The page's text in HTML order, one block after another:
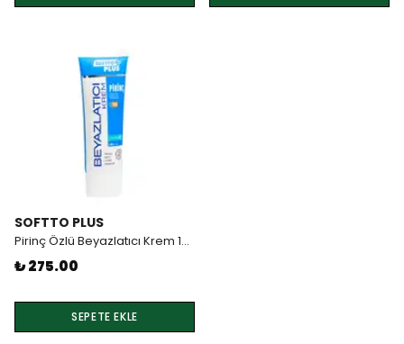
SOFTTO PLUS
Pirinç Özlü Beyazlatıcı Krem 100 ml
₺ 275.00
SEPETE EKLE